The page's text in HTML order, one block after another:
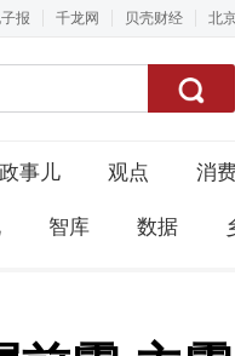
报 千龙网 贝壳财经 北
政事儿 观点 消
智库 数据